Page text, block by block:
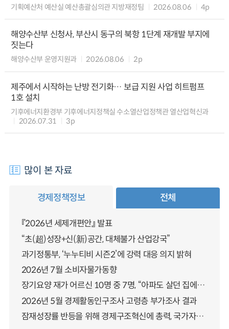
기획예산처 예산실 예산총괄심의관 지방재정팀 2026.08.06 4p
해양수산부 신청사, 부산시 동구의 북항 1단계 재개발 부지에
짓는다
해양수산부 운영지원과 2026.08.06 2p
제주에서 시작하는 난방 전기화… 보급 지원 사업 히트펌프
1호 설치
기후에너지환경부 기후에너지정책실 수소열산업정책관 열산업혁신과
2026.07.31
3p
많이 본 자료
경제정책정보 전체
『2026년 세제개편안』 발표
“초(超)성장+신(新)공간, 대체불가 산업강국”
과기정통부, ‘누누티비 시즌2’에 강력 대응 의지 밝혀
2026년 7월 소비자물가동향
장기요양 재가 어르신 10명 중 7명, “아파도 살던 집에서 살겠다” 「2025년 장기요양실태조사」 결과 발표
2026년 5월 경제활동인구조사 고령층 부가조사 결과
잠재성장률 반등을 위해 경제구조혁신에 총력, 국가자산 관리체계 대전환